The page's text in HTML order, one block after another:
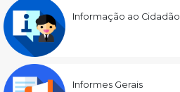
Informação ao Cidadão
Informes Gerais